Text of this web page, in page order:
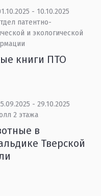
- 10.10.2025
патентно-
и экологической
книги ПТО
- 29.10.2025
2 этажа
в
Тверской